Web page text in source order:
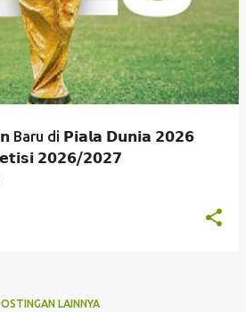
Baru di 𝗣𝗶𝗮𝗹𝗮 𝗗𝘂𝗻𝗶𝗮 𝟮𝟬𝟮𝟲
𝟮𝟬𝟮𝟲/𝟮𝟬𝟮𝟳
LAINNYA